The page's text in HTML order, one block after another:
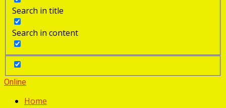
Search in title
Search in content
Online
Home